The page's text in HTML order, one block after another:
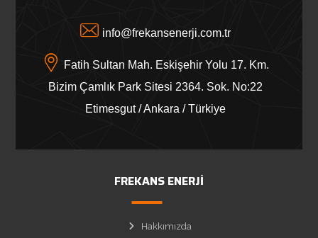
info@frekansenerji.com.tr
Fatih Sultan Mah. Eskişehir Yolu 17. Km.
Bizim Çamlık Park Sitesi 2364. Sok. No:22
Etimesgut / Ankara / Türkiye
FREKANS ENERJI
Hakkımızda